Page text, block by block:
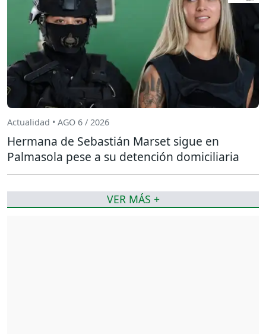
Actualidad • AGO 6 / 2026
Hermana de Sebastián Marset sigue en
Palmasola pese a su detención domiciliaria
VER MÁS +